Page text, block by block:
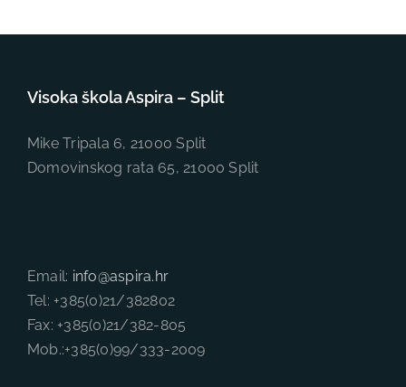
Visoka škola Aspira – Split
Mike Tripala 6, 21000 Split
Domovinskog rata 65, 21000 Split
Email: info@aspira.hr
Tel: +385(0)21/382802
Fax: +385(0)21/382-805
Mob.:+385(0)99/333-2009